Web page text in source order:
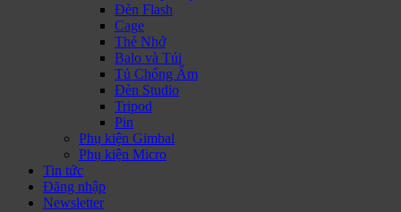
Đèn Flash
Cage
Thẻ Nhớ
Balo và Túi
Tủ Chống Ẩm
Đèn Studio
Tripod
Pin
Phụ kiện Gimbal
Phụ kiện Micro
Tin tức
Đăng nhập
Newsletter